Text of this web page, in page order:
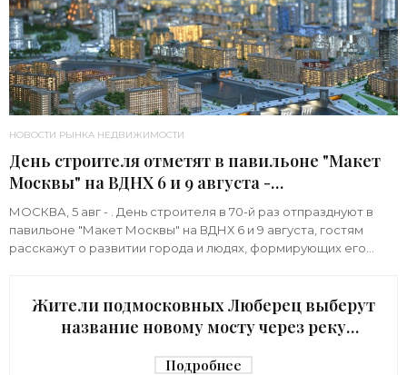
НОВОСТИ РЫНКА НЕДВИЖИМОСТИ
День строителя отметят в павильоне "Макет
Москвы" на ВДНХ 6 и 9 августа -
«Строительство»
МОСКВА, 5 авг - . День строителя в 70-й раз отпразднуют в
павильоне "Макет Москвы" на ВДНХ 6 и 9 августа, гостям
расскажут о развитии города и людях, формирующих его
Жители подмосковных Люберец выберут
название новому мосту через реку
Подробнее